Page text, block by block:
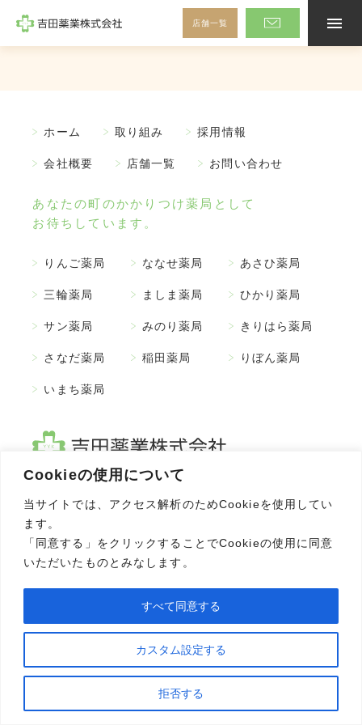
Cookieの使用について
当サイトでは、アクセス解析のためCookieを使用してい
ます。
「同意する」をクリックすることでCookieの使用に同意
いただいたものとみなします。
カスタム設定する
拒否する
すべて同意する
店舗一覧
メ
吉田薬業の取り組み
インターンシップ
よくあるご質問
店舗一覧
お問い合わせ
〒381-0043 長野県長野市吉田1-29-20
ホーム 取り組み 採用情報
会社概要 店舗一覧 お問い合わせ
あなたの町のかかりつけ薬局として
お待ちしています。
りんご薬局 ななせ薬局 あさひ薬局
三輪薬局 ましま薬局 ひかり薬局
サン薬局 みのり薬局 きりはら薬局
さなだ薬局 稲田薬局 りぼん薬局
いまち薬局
〒381-0043
長野県長野市吉田 1-29-20
TEL026-244-9696
FAX 026-244-8960
© 2020 Yoshida Pharmacy. All Rights Reserved..